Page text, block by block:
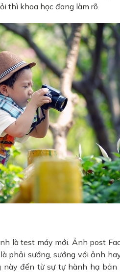
thì khoa học đang làm rõ.
là test máy mới. Ảnh post
phải sướng, sướng với ảnh
này đến từ sự tự hành hạ